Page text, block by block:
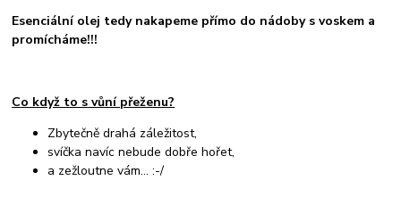
Esenciální olej tedy nakapeme přímo do nádoby s voskem a
promícháme!!!
Co když to s vůní přeženu?
Zbytečně drahá záležitost,
svíčka navíc nebude dobře hořet,
a zežloutne vám... :-/